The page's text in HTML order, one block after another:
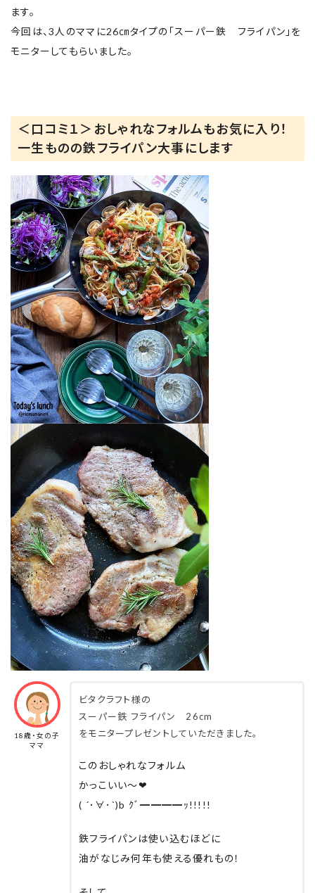
ます。
今回は、3人のママに26㎝タイプの「スーパー鉄 フライパン」を
モニターしてもらいました。
＜口コミ１＞おしゃれなフォルムもお気に入り！
一生ものの鉄フライパン大事にします
18歳・女の子
ママ
ビタクラフト様の
スーパー鉄 フライパン 26cm
をモニタープレゼントしていただきました。
このおしゃれなフォルム
かっこいい〜❤︎
( ´･∀︎･`)b ｸﾞ━︎━︎━︎━︎ｯ!!!!!
鉄フライパンは使い込むほどに
油がなじみ何年も使える優れもの！